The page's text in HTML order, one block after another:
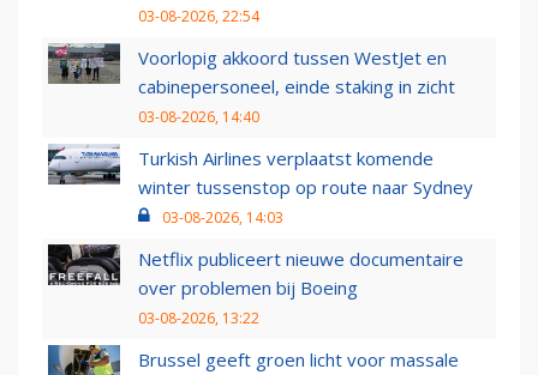
03-08-2026, 22:54
Voorlopig akkoord tussen WestJet en
cabinepersoneel, einde staking in zicht
03-08-2026, 14:40
Turkish Airlines verplaatst komende
winter tussenstop op route naar Sydney
03-08-2026, 14:03
Netflix publiceert nieuwe documentaire
over problemen bij Boeing
03-08-2026, 13:22
Brussel geeft groen licht voor massale